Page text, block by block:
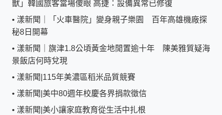
獸」韓國旅客當場傻眼 高捷：設備異常已修復
• 漾新聞｜「火車醫院」變身親子樂園 百年高雄機廠探
秘8日開幕
• 漾新聞｜旗津1.8公頃黃金地閒置逾十年 陳美雅質疑海
景飯店何時兌現
• 漾新聞|115年美濃區稻米品質競賽
• 漾新聞|美中80週年校慶各界捐款徵信
• 漾新聞|美小讓家庭教育從生活中扎根